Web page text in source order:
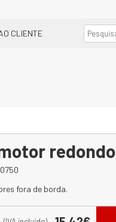
CLIENTE
redondo
fora de borda.